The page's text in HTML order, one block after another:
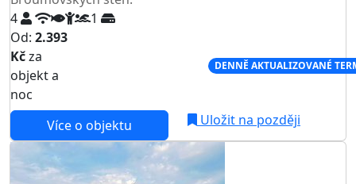
4
1
Od: 2.393
Kčza
objekt a
noc
DENNĚ AKTUALIZOVANÉ
Více o objektu Uložit na později